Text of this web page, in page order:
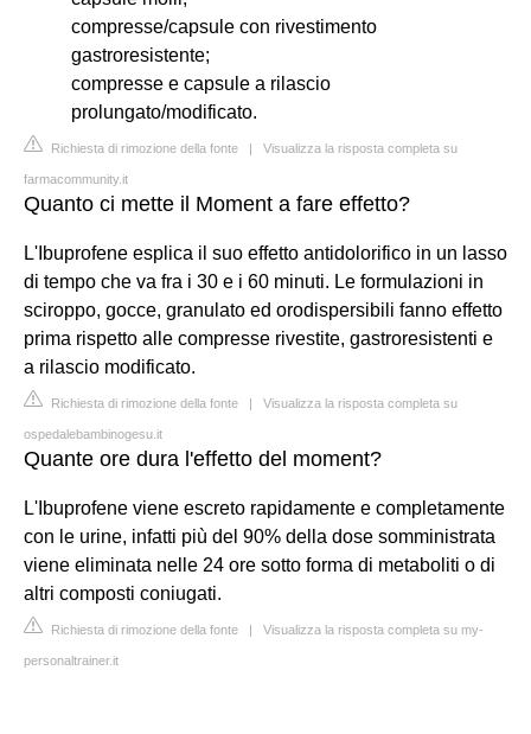
compresse/capsule con rivestimento
gastroresistente;
compresse e capsule a rilascio
prolungato/modificato.
Richiesta di rimozione della fonte | Visualizza la risposta completa su
farmacommunity.it
Quanto ci mette il Moment a fare effetto?
L'Ibuprofene esplica il suo effetto antidolorifico in un lasso
di tempo che va fra i 30 e i 60 minuti. Le formulazioni in
sciroppo, gocce, granulato ed orodispersibili fanno effetto
prima rispetto alle compresse rivestite, gastroresistenti e
a rilascio modificato.
Richiesta di rimozione della fonte | Visualizza la risposta completa su
ospedalebambinogesu.it
Quante ore dura l'effetto del moment?
L'Ibuprofene viene escreto rapidamente e completamente
con le urine, infatti più del 90% della dose somministrata
viene eliminata nelle 24 ore sotto forma di metaboliti o di
altri composti coniugati.
Richiesta di rimozione della fonte | Visualizza la risposta completa su my-
personaltrainer.it